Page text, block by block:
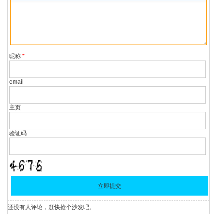
昵称*
email
主页
验证码
还没有人评论，赶快抢个沙发吧。